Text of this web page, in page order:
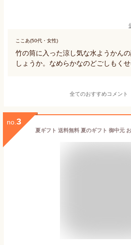
ここあ(50代・女性)
竹の筒に入った涼し気な水ようかん
しょうか。なめらかなのどごしもくせ
全てのおすすめコメント
no. 3